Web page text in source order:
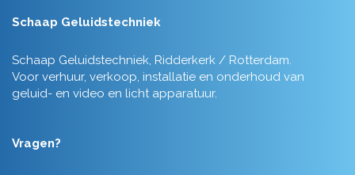
Schaap Geluidstechniek
Schaap Geluidstechniek, Ridderkerk / Rotterdam.
Voor verhuur, verkoop, installatie en onderhoud van
geluid- en video en licht apparatuur.
Vragen?